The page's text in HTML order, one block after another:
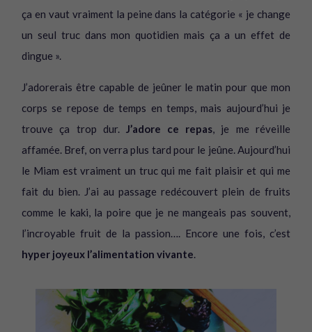
ça en vaut vraiment la peine dans la catégorie « je change
un seul truc dans mon quotidien mais ça a un effet de
dingue ».
J’adorerais être capable de jeûner le matin pour que mon
corps se repose de temps en temps, mais aujourd’hui je
trouve ça trop dur. J’adore ce repas, je me réveille
affamée. Bref, on verra plus tard pour le jeûne. Aujourd’hui
le Miam est vraiment un truc qui me fait plaisir et qui me
fait du bien. J’ai au passage redécouvert plein de fruits
comme le kaki, la poire que je ne mangeais pas souvent,
l’incroyable fruit de la passion…. Encore une fois, c’est
hyper joyeux l’alimentation vivante.